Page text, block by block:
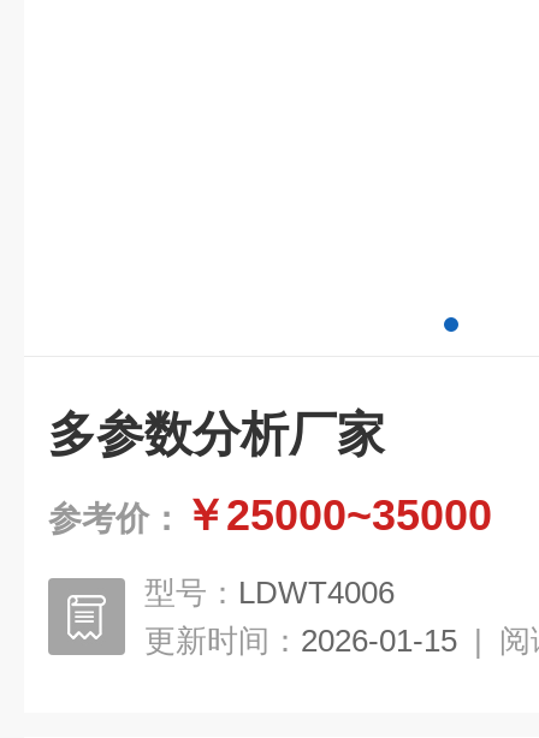
多参数分析厂家
参考价： ￥25000~35000
型号： LDWT4006
更新时间： 2026-01-15 | 阅